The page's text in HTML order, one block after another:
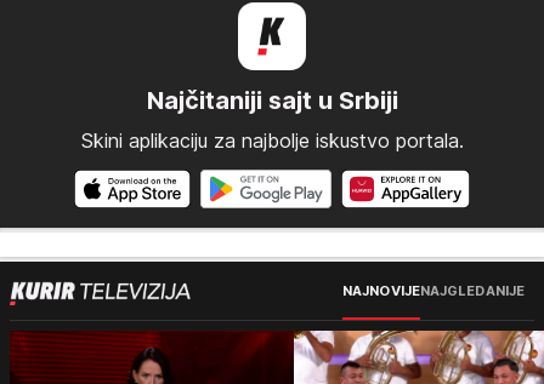
Najčitaniji sajt u Srbiji
Skini aplikaciju za najbolje iskustvo portala.
NAJNOVIJENAJGLEDANIJE